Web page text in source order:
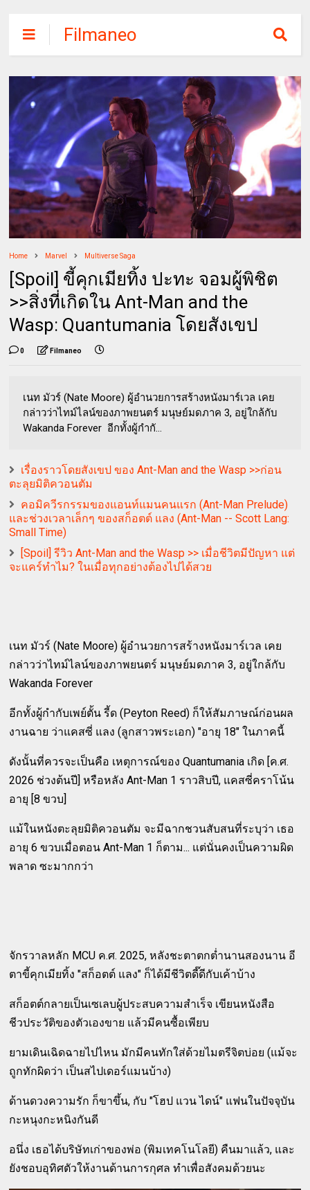
Filmaneo
Home Marvel Multiverse Saga
[Spoil] ขี้คุกเมียทิ้ง ปะทะ จอมผู้พิชิต
>>สิ่งที่เกิดใน Ant-Man and the
Wasp: Quantumania โดยสังเขป
0 Filmaneo
เนท มัวร์ (Nate Moore) ผู้อำนวยการสร้างหนังมาร์เวล เคย
กล่าวว่าไทม์ไลน์ของภาพยนตร์ มนุษย์มดภาค 3, อยู่ใกล้กับ
Wakanda Forever อีกทั้งผู้กำกั...
เรื่องราวโดยสังเขป ของ Ant-Man and the Wasp >>ก่อน
ตะลุยมิติควอนตัม
คอมิควีรกรรมของแอนท์แมนคนแรก (Ant-Man Prelude)
และช่วงเวลาเล็กๆ ของสก็อตต์ แลง (Ant-Man -- Scott Lang:
Small Time)
[Spoil] รีวิว Ant-Man and the Wasp >> เมื่อชีวิตมีปัญหา แต่
จะแคร์ทำไม? ในเมื่อทุกอย่างต้องไปได้สวย
เนท มัวร์ (Nate Moore) ผู้อำนวยการสร้างหนังมาร์เวล เคย
กล่าวว่าไทม์ไลน์ของภาพยนตร์ มนุษย์มดภาค 3, อยู่ใกล้กับ
Wakanda Forever
อีกทั้งผู้กำกับเพย์ตั้น รี้ด (Peyton Reed) ก็ให้สัมภาษณ์ก่อนผล
งานฉาย ว่าแคสซี่ แลง (ลูกสาวพระเอก) "อายุ 18" ในภาคนี้
ดังนั้นที่ควรจะเป็นคือ เหตุการณ์ของ Quantumania เกิด [ค.ศ.
2026 ช่วงต้นปี] หรือหลัง Ant-Man 1 ราวสิบปี, แคสซี่คราโน้น
อายุ [8 ขวบ]
แม้ในหนังตะลุยมิติควอนตัม จะมีฉากชวนสับสนที่ระบุว่า เธอ
อายุ 6 ขวบเมื่อตอน Ant-Man 1 ก็ตาม... แต่นั่นคงเป็นความผิด
พลาด ซะมากกว่า
จักรวาลหลัก MCU ค.ศ. 2025, หลังชะตาตกต่ำนานสองนาน อี
ตาขี้คุกเมียทิ้ง "สก็อตต์ แลง" ก็ได้มีชีวิตดี๊ดีกับเค้าบ้าง
สก็อตต์กลายเป็นเซเลบผู้ประสบความสำเร็จ เขียนหนังสือ
ชีวประวัติของตัวเองขาย แล้วมีคนซื้อเพียบ
ยามเดินเฉิดฉายไปไหน มักมีคนทักใส่ด้วยไมตรีจิตบ่อย (แม้จะ
ถูกทักผิดว่า เป็นสไปเดอร์แมนบ้าง)
ด้านดวงความรัก ก็ขาขึ้น, กับ "โฮป แวน ไดน์" แฟนในปัจจุบัน
กะหนุงกะหนิงกันดี
อนึ่ง เธอได้บริษัทเก่าของพ่อ (พิมเทคโนโลยี) คืนมาแล้ว, และ
ยังชอบอุทิศตัวให้งานด้านการกุศล ทำเพื่อสังคมด้วยนะ